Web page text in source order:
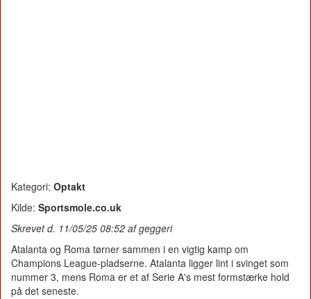
Kategori: Optakt
Kilde: Sportsmole.co.uk
Skrevet d. 11/05/25 08:52 af geggeri
Atalanta og Roma tørner sammen i en vigtig kamp om
Champions League-pladserne. Atalanta ligger lint i svinget som
nummer 3, mens Roma er et af Serie A's mest formstærke hold
på det seneste.